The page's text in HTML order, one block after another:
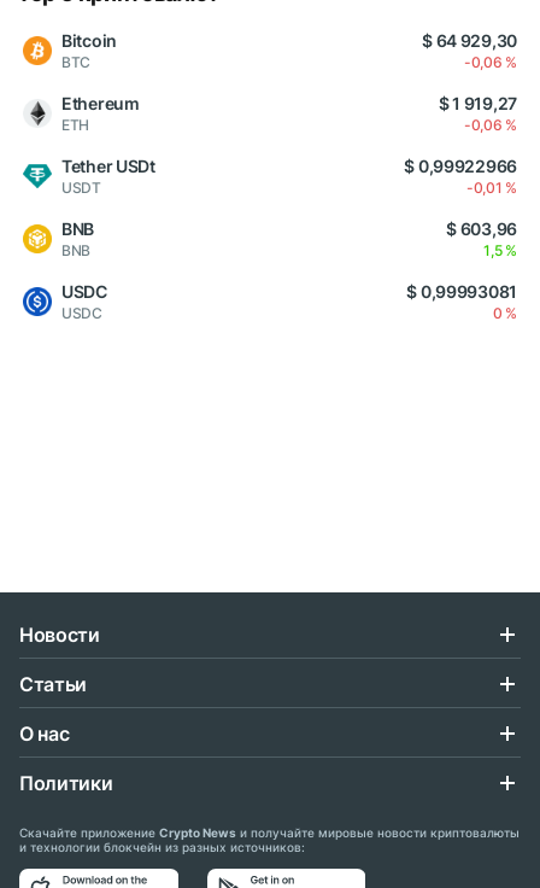
Bitcoin
BTC
$ 64 929,30
-0,06 %
Ethereum
ETH
$ 1 919,27
-0,06 %
Tether USDt
USDT
$ 0,99922966
-0,01 %
BNB
BNB
$ 603,96
1,5 %
USDC
USDC
$ 0,99993081
0 %
Новости
Статьи
О нас
Политики
Скачайте приложение Crypto News и получайте мировые новости криптовалюты
и технологии блокчейн из разных источников: